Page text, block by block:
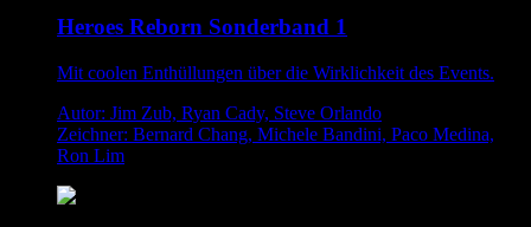
Heroes Reborn Sonderband 1
Mit coolen Enthüllungen über die Wirklichkeit des Events.
Autor: Jim Zub, Ryan Cady, Steve Orlando
Zeichner: Bernard Chang, Michele Bandini, Paco Medina,
Ron Lim